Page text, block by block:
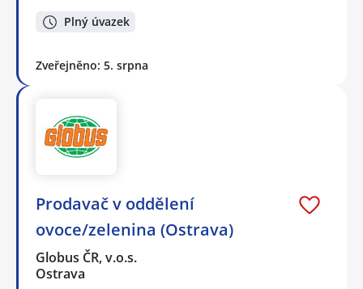
Plný úvazek
Zveřejněno: 5. srpna
Prodavač v oddělení
ovoce/zelenina (Ostrava)
Globus ČR, v.o.s.
Ostrava